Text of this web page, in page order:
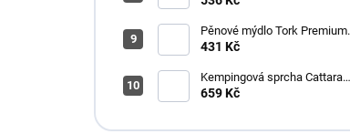
Pěnové mýdlo Tork Premium
Antimikrobiální 1l S4
431 Kč
Kempingová sprcha Cattara
AKU
659 Kč